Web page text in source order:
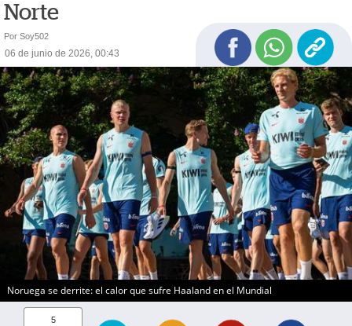
Norte
Por Soy502
06 de junio de 2026, 00:43
Noruega se derrite: el calor que sufre Haaland en el Mundial
5